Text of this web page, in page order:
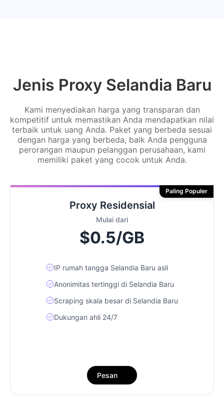
Jenis Proxy Selandia Baru
Kami menyediakan harga yang transparan dan
kompetitif untuk memastikan Anda mendapatkan nilai
terbaik untuk uang Anda. Paket yang berbeda sesuai
dengan harga yang berbeda, baik Anda pengguna
perorangan maupun pelanggan perusahaan, kami
memiliki paket yang cocok untuk Anda.
Proxy Residensial
Mulai dari
$0.5/GB
IP rumah tangga Selandia Baru asli
Anonimitas tertinggi di Selandia Baru
Scraping skala besar di Selandia Baru
Dukungan ahli 24/7
Paling Populer
Pesan